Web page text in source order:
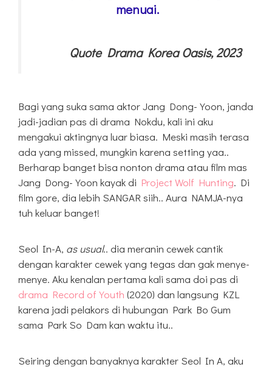
menuai.
Quote Drama Korea Oasis, 2023
Bagi yang suka sama aktor Jang Dong-Yoon, janda
jadi-jadian pas di drama Nokdu, kali ini aku
mengakui aktingnya luar biasa. Meski masih terasa
ada yang missed, mungkin karena setting yaa..
Berharap banget bisa nonton drama atau film mas
Jang Dong-Yoon kayak di Project Wolf Hunting. Di
film gore, dia lebih SANGAR siih.. Aura NAMJA-nya
tuh keluar banget!
Seol In-A, as usual.. dia meranin cewek cantik
dengan karakter cewek yang tegas dan gak menye-
menye. Aku kenalan pertama kali sama doi pas di
drama Record of Youth (2020) dan langsung KZL
karena jadi pelakors di hubungan Park Bo Gum
sama Park So Dam kan waktu itu..
Seiring dengan banyaknya karakter Seol In A, aku